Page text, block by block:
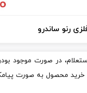
رنو ساندرو
در صورت موجود
محصول به صورت